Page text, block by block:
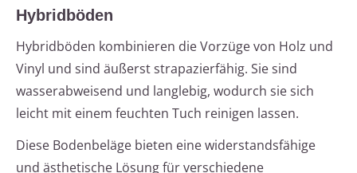
Hybridböden
Hybridböden kombinieren die Vorzüge von Holz und
Vinyl und sind äußerst strapazierfähig. Sie sind
wasserabweisend und langlebig, wodurch sie sich
leicht mit einem feuchten Tuch reinigen lassen.
Diese Bodenbeläge bieten eine widerstandsfähige
und ästhetische Lösung für verschiedene